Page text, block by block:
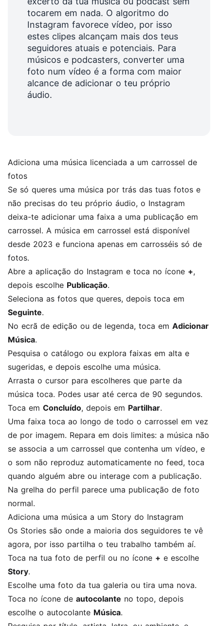
tocarem em nada. O algoritmo do
Instagram favorece vídeo, por isso
estes clipes alcançam mais dos teus
seguidores atuais e potenciais. Para
músicos e podcasters, converter uma
foto num vídeo é a forma com maior
alcance de adicionar o teu próprio
áudio.
Adiciona uma música licenciada a um carrossel de
fotos
Se só queres uma música por trás das tuas fotos e
não precisas do teu próprio áudio, o Instagram
deixa-te adicionar uma faixa a uma publicação em
carrossel. A música em carrossel está disponível
desde 2023 e funciona apenas em carrosséis só de
fotos.
Abre a aplicação do Instagram e toca no ícone +,
depois escolhe Publicação.
Seleciona as fotos que queres, depois toca em
Seguinte.
No ecrã de edição ou de legenda, toca em Adicionar
Música.
Pesquisa o catálogo ou explora faixas em alta e
sugeridas, e depois escolhe uma música.
Arrasta o cursor para escolheres que parte da
música toca. Podes usar até cerca de 90 segundos.
Toca em Concluído, depois em Partilhar.
Uma faixa toca ao longo de todo o carrossel em vez
de por imagem. Repara em dois limites: a música não
se associa a um carrossel que contenha um vídeo, e
o som não reproduz automaticamente no feed, toca
quando alguém abre ou interage com a publicação.
Na grelha do perfil parece uma publicação de foto
normal.
Adiciona uma música a um Story do Instagram
Os Stories são onde a maioria dos seguidores te vê
agora, por isso partilha o teu trabalho também aí.
Toca na tua foto de perfil ou no ícone + e escolhe
Story.
Escolhe uma foto da tua galeria ou tira uma nova.
Toca no ícone de autocolante no topo, depois
escolhe o autocolante Música.